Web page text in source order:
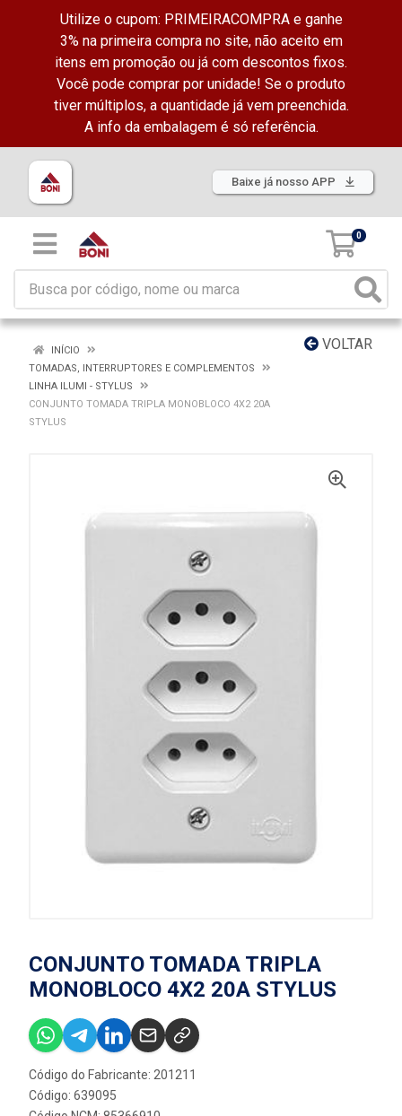
Utilize o cupom: PRIMEIRACOMPRA e ganhe
3% na primeira compra no site, não aceito em
itens em promoção ou já com descontos fixos.
Você pode comprar por unidade! Se o produto
tiver múltiplos, a quantidade já vem preenchida.
A info da embalagem é só referência.
Baixe já nosso APP
0
VOLTAR
INÍCIO
TOMADAS, INTERRUPTORES E COMPLEMENTOS
LINHA ILUMI - STYLUS
CONJUNTO TOMADA TRIPLA MONOBLOCO 4X2 20A
STYLUS
CONJUNTO TOMADA TRIPLA
MONOBLOCO 4X2 20A STYLUS
Código do Fabricante: 201211
Código: 639095